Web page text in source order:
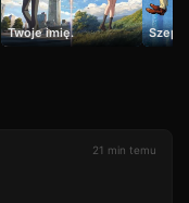
Twoje imię. Szept
21 min temu